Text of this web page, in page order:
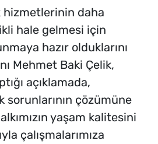
hizmetlerinin daha
hale gelmesi için
hazır olduklarını
Mehmet Baki Çelik,
açıklamada,
sorunlarının çözümüne
yaşam kalitesini
çalışmalarımıza